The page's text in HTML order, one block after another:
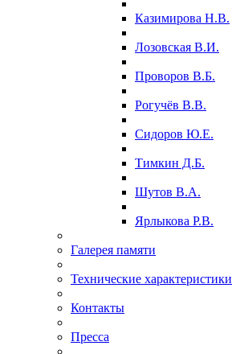
Казимирова Н.В.
Лозовская В.И.
Проворов В.Б.
Рогучёв В.В.
Сидоров Ю.Е.
Тимкин Д.Б.
Шутов В.А.
Ярлыкова Р.В.
Галерея памяти
Технические характеристики
Контакты
Пресса